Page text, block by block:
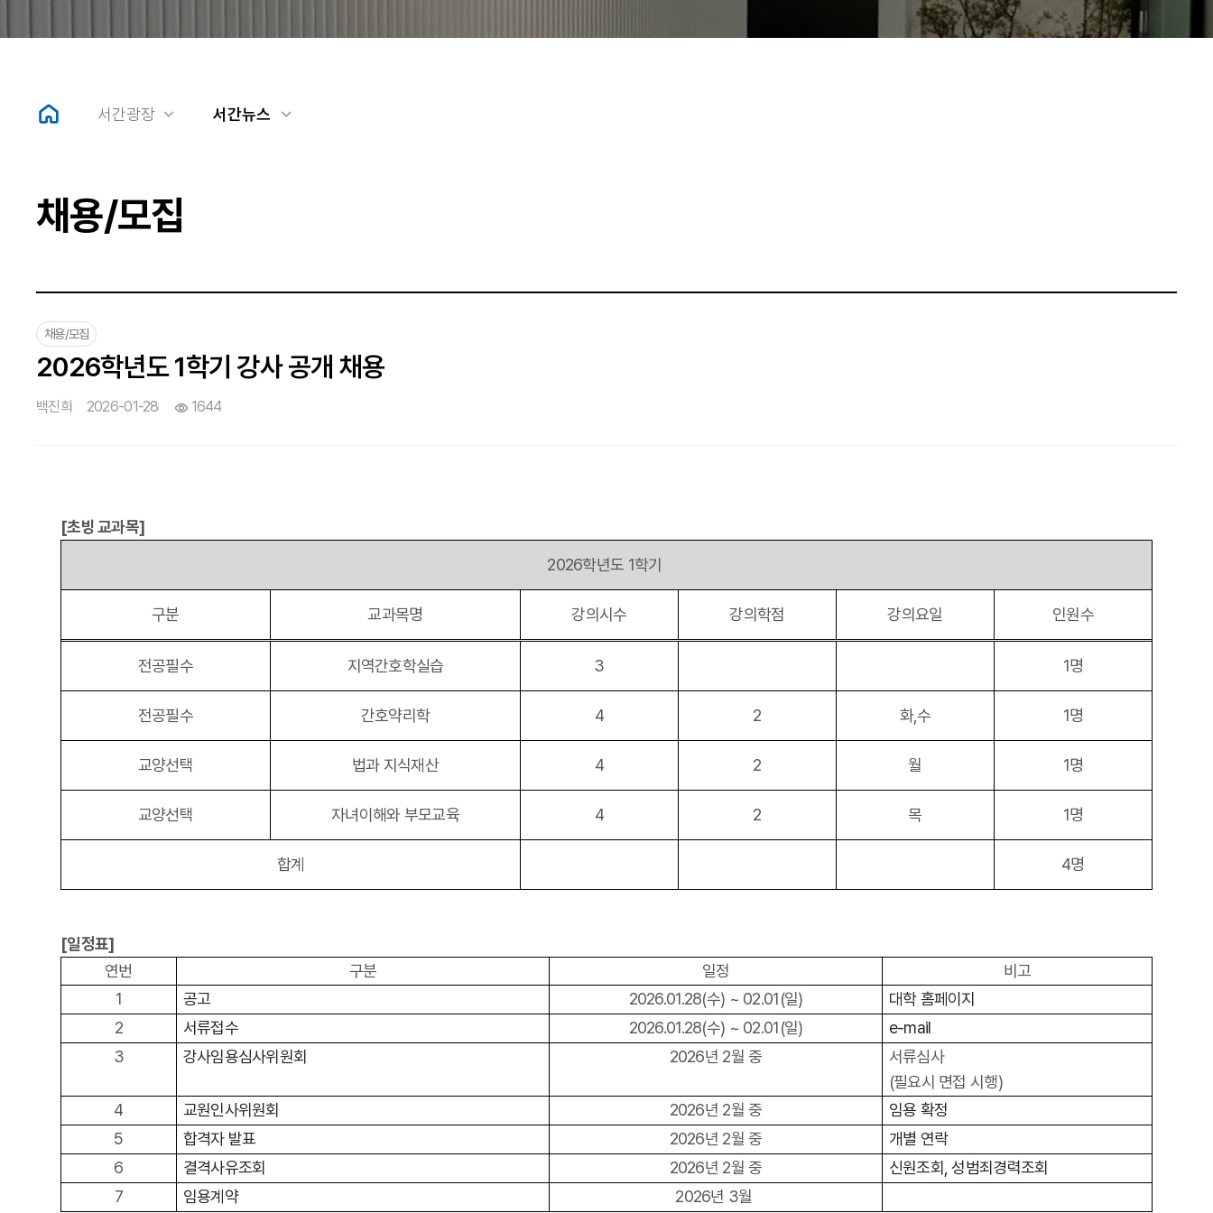
서간광장 서간뉴스
채용/모집
채용/모집
2026학년도 1학기 강사 공개 채용
백진희 2026-01-28 1644
[초빙 교과목]
2026학년도 1학기
구분 교과목명 강의시수 강의학점 강의요일 인원수
전공필수 지역간호학실습 3 1명
전공필수 간호약리학 4 2 화,수 1명
교양선택 법과 지식재산 4 2 월 1명
교양선택 자녀이해와 부모교육 4 2 목 1명
합계 4명
[일정표]
연번
구분 일정
비고
1
공고 2026.01.28(수) ~ 02.01(일)
대학 홈페이지
2
서류접수 2026.01.28(수) ~ 02.01(일)
e-mail
3
강사임용심사위원회 2026년 2월 중
서류심사
(필요시 면접 시행)
4
교원인사위원회 2026년 2월 중
임용 확정
5
합격자 발표 2026년 2월 중
개별 연락
6
결격사유조회 2026년 2월 중
신원조회, 성범죄경력조회
7
임용계약 2026년 3월